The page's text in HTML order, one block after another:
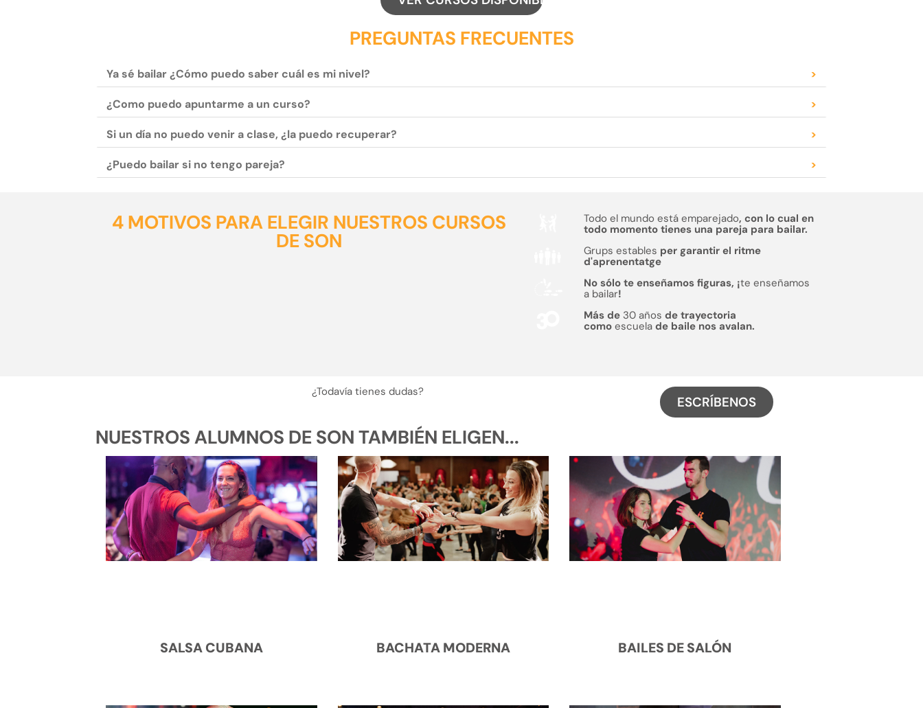
PREGUNTAS FRECUENTES
Ya sé bailar ¿Cómo puedo saber cuál es mi nivel? >
¿Como puedo apuntarme a un curso? >
Si un día no puedo venir a clase, ¿la puedo recuperar? >
¿Puedo bailar si no tengo pareja? >
4 MOTIVOS PARA ELEGIR NUESTROS CURSOS
DE SON
Todo el mundo está emparejado, con lo cual en
todo momento tienes una pareja para bailar.
Grups estables per garantir el ritme
d'aprenentatge
No sólo te enseñamos figuras, ¡te enseñamos
a bailar!
Más de 30 años de trayectoria
como escuelade baile nos avalan.
¿Todavía tienes dudas?
ESCRÍBENOS
NUESTROS ALUMNOS DE SON TAMBIÉN ELIGEN...
SALSA CUBANA BACHATA MODERNA BAILES DE SALÓN